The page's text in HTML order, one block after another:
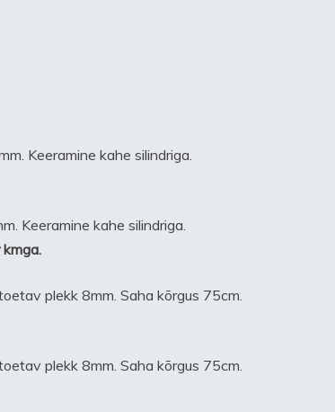
Keeramine kahe silindriga.
Keeramine kahe silindriga.
plekk 8mm. Saha kõrgus 75cm.
plekk 8mm. Saha kõrgus 75cm.